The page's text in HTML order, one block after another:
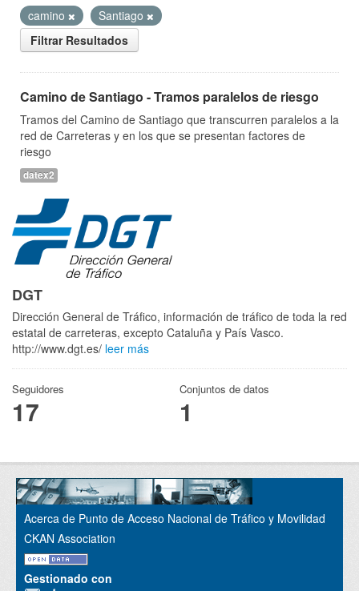
camino
Santiago
Filtrar Resultados
Camino de Santiago - Tramos paralelos de riesgo
Tramos del Camino de Santiago que transcurren paralelos a la
red de Carreteras y en los que se presentan factores de
riesgo
datex2
DGT
Dirección General de Tráfico, información de tráfico de toda la red
estatal de carreteras, excepto Cataluña y País Vasco.
http://www.dgt.es/ leer más
Seguidores
17
Conjuntos de datos
1
Acerca de Punto de Acceso Nacional de Tráfico y Movilidad
CKAN Association
Gestionado con